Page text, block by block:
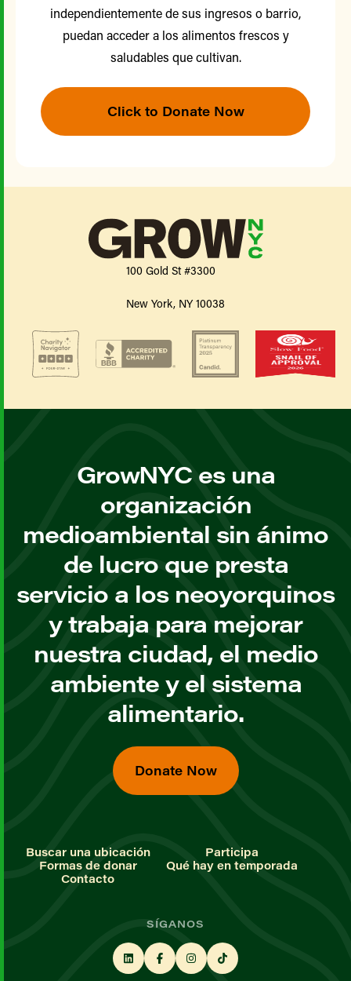
independientemente de sus ingresos o barrio,
puedan acceder a los alimentos frescos y
saludables que cultivan.
Click to Donate Now
100 Gold St #3300
New York, NY 10038
GrowNYC es una
organización
medioambiental sin ánimo
de lucro que presta
servicio a los neoyorquinos
y trabaja para mejorar
nuestra ciudad, el medio
ambiente y el sistema
alimentario.
Donate Now
Buscar una ubicación
Participa
Formas de donar
Qué hay en temporada
Contacto
SÍGANOS